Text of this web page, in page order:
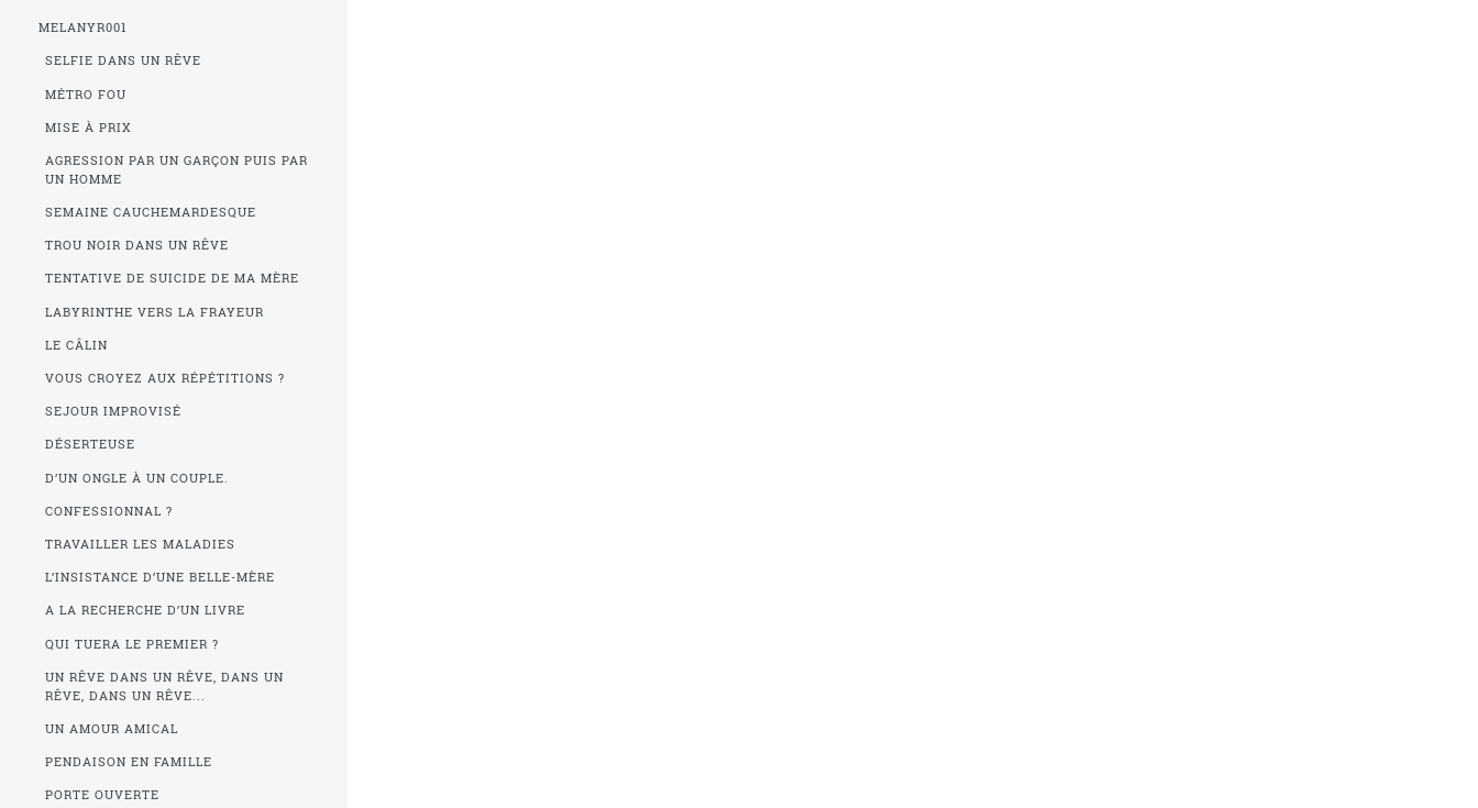
MELANYR001
SELFIE DANS UN RÊVE
MÉTRO FOU
MISE À PRIX
AGRESSION PAR UN GARÇON PUIS PAR
UN HOMME
SEMAINE CAUCHEMARDESQUE
TROU NOIR DANS UN RÊVE
TENTATIVE DE SUICIDE DE MA MÈRE
LABYRINTHE VERS LA FRAYEUR
LE CÂLIN
VOUS CROYEZ AUX RÉPÉTITIONS ?
SEJOUR IMPROVISÉ
DÉSERTEUSE
D’UN ONGLE À UN COUPLE.
CONFESSIONNAL ?
TRAVAILLER LES MALADIES
L’INSISTANCE D’UNE BELLE-MÈRE
A LA RECHERCHE D’UN LIVRE
QUI TUERA LE PREMIER ?
UN RÊVE DANS UN RÊVE, DANS UN
RÊVE, DANS UN RÊVE...
UN AMOUR AMICAL
PENDAISON EN FAMILLE
PORTE OUVERTE